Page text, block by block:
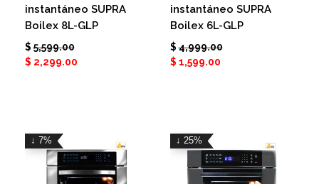
instantáneo SUPRA
Boilex 8L-GLP
$ 5,599.00
$ 2,299.00
instantáneo SUPRA
Boilex 6L-GLP
$ 4,999.00
$ 1,599.00
↓ 7% ↓ 25%